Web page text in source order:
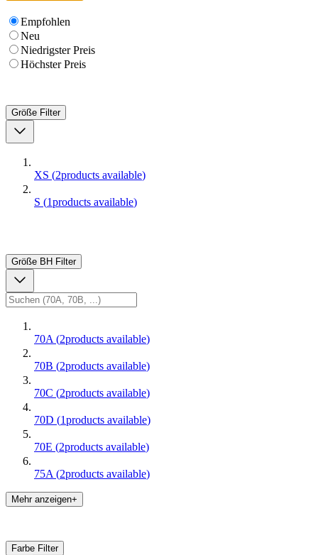
Empfohlen
Neu
Niedrigster Preis
Höchster Preis
Größe Filter
XS (2products available)
S (1products available)
Größe BH Filter
70A (2products available)
70B (2products available)
70C (2products available)
70D (1products available)
70E (2products available)
75A (2products available)
Mehr anzeigen+
Farbe Filter